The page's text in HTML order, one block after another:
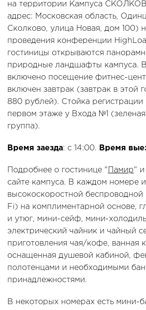
на территории Кампуса
адрес: Московская область,
Сколково, улица Новая, дом 100)
проведения конференции
гостиницы открываются
природные ландшафты кампуса.
включено посещение фитнес-
включен завтрак (завтрак в этой
880 рублей). Стойка
первом этаже у Входа №1
группа).
Время заезда: с 14:00. Время
Подробнее о гостинице " Памир" и
сайте кампуса. В каждом номере
высокоскоростной беспроводной
Fi) на комплиментарной основе,
и утюг, мини-сейф, мини-
электрический чайник и чайный
приготовления чая/кофе, ванная
оснащенная душевой кабиной,
полотенцами и необходимыми
принадлежностями.
В некоторых номерах есть мини-